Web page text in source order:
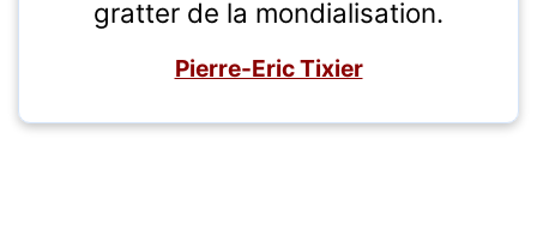
gratter de la mondialisation.
Pierre-Eric Tixier